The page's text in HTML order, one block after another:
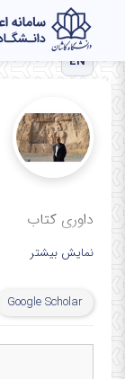
EN
داوری کتاب
نمایش بیشتر
Google Scholar